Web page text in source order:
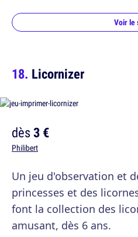
Voir le
Licornizer
dès3 €
Philibert
Un jeu d'observation et
princesses et des
font la collection des
amusant, dès 6 ans.